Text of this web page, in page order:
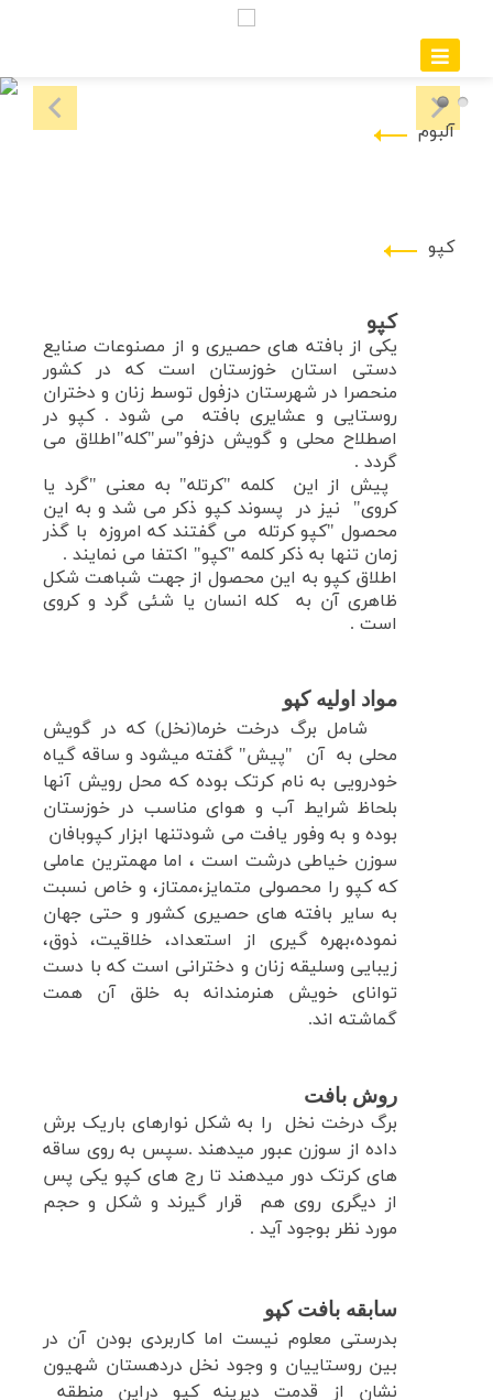
آلبوم
کپو
کپو
یکی از بافته های حصیری و از مصنوعات صنایع
دستی استان خوزستان است که در کشور
منحصرا در شهرستان دزفول توسط زنان و دختران
روستایی و عشایری بافته می شود . کپو در
اصطلاح محلی و گویش دزفو"سر"کله"اطلاق می
گردد .
پیش از این کلمه "کرتله" به معنی "گرد یا
کروی" نیز در
پسوند کپو ذکر می شد و به این
محصول "کپو کرتله می گفتند که امروزه با گذر
زمان تنها به ذکر کلمه "کپو" اکتفا می نمایند .
اطلاق کپو به این محصول از جهت شباهت شکل
ظاهری آن به
کله انسان یا شئی گرد و کروی
است .
مواد اولیه کپو
شامل برگ درخت خرما(نخل) که در گویش
محلی به آن
"پیش" گفته میشود و ساقه گیاه
خودرویی به نام کرتک بوده که محل رویش آنها
بلحاظ شرایط آب و هوای مناسب در خوزستان
بوده و به وفور یافت می شودتنها ابزار کپوبافان
سوزن خیاطی درشت است ، اما مهمترین عاملی
که کپو را محصولی متمایز،ممتاز، و خاص نسبت
به سایر بافته های حصیری کشور و حتی جهان
نموده،بهره گیری از استعداد، خلاقیت، ذوق،
زیبایی وسلیقه زنان و دخترانی است که با دست
توانای خویش هنرمندانه به خلق آن همت
گماشته اند.
روش بافت
برگ درخت نخل را به شکل نوارهای باریک برش
داده از سوزن عبور میدهند .سپس به روی ساقه
های کرتک دور میدهند تا رج های کپو یکی پس
از دیگری روی هم قرار گیرند و شکل و حجم
مورد نظر بوجود آید .
سابقه بافت کپو
بدرستی معلوم نیست اما کاربردی بودن آن در
بین روستاییان و وجود نخل دردهستان شهیون
نشان از قدمت دیرینه کپو دراین منطقه